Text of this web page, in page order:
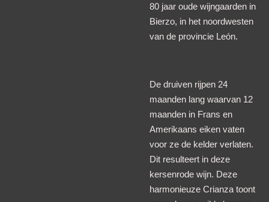
80 jaar oude wijngaarden in
Bierzo, in het noordwesten
van de provincie León.
De druiven rijpen 24
maanden lang waarvan 12
maanden in Frans en
Amerikaans eiken vaten
voor ze de kelder verlaten.
Dit resulteert in deze
kersenrode wijn. Deze
harmonieuze Crianza toont